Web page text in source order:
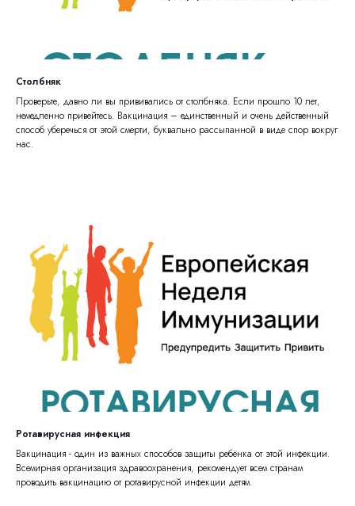
Столбняк
Проверьте, давно ли вы прививались от столбняка. Если прошло 10 лет,
немедленно привейтесь. Вакцинация – единственный и очень действенный
способ уберечься от этой смерти, буквально рассыпанной в виде спор вокруг
нас.
Ротавирусная инфекция
Вакцинация - один из важных способов защиты ребёнка от этой инфекции.
Всемирная организация здравоохранения, рекомендует всем странам
проводить вакцинацию от ротавирусной инфекции детям.